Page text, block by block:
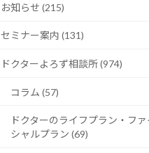
お知らせ (215)
セミナー案内 (131)
ドクターよろず相談所 (974)
コラム (57)
ドクターのライフプラン・フ
シャルプラン (69)